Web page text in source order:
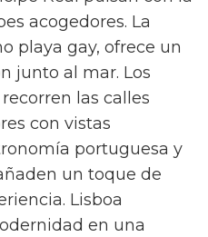
acogedores. La
playa gay, ofrece un
junto al mar. Los
las calles
con vistas
portuguesa y
un toque de
Lisboa
en una